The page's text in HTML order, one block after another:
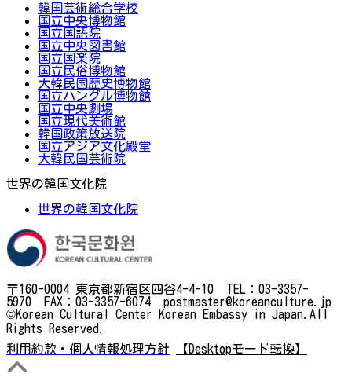
韓国芸術総合学校
国立中央博物館
国立国語院
国立中央図書館
国立国楽院
国立民俗博物館
大韓民国歴史博物館
国立ハングル博物館
国立中央劇場
国立現代美術館
韓国政策放送院
国立アジア文化殿堂
大韓民国芸術院
世界の韓国文化院
世界の韓国文化院
〒160-0004 東京都新宿区四谷4-4-10 TEL：03-3357-
5970 FAX：03-3357-6074 postmaster@koreanculture.jp
©Korean Cultural Center Korean Embassy in Japan.All
Rights Reserved.
利用約款・個人情報処理方針
【Desktopモード転換】